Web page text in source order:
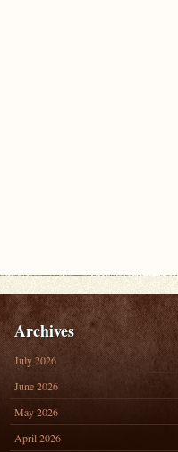
Archives
July 2026
June 2026
May 2026
April 2026